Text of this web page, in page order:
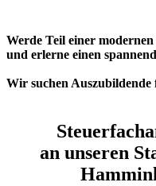
Werde Teil einer
und erlerne einen
Wir suchen
an unseren